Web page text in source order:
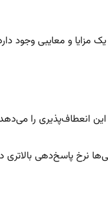
مزایا و معایبی
انعطاف‌پذیری را